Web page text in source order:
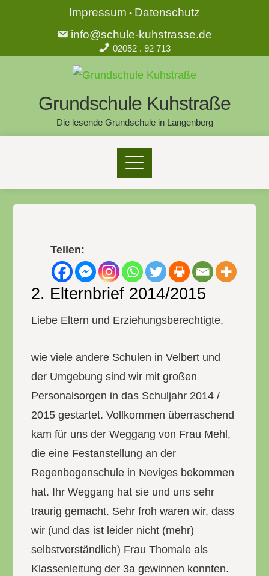
Impressum • Datenschutz
info@schule-kuhstrasse.de
02052 . 92 713
Grundschule Kuhstraße
Die lesende Grundschule in Langenberg
Teilen:
2. Elternbrief 2014/2015
Liebe Eltern und Erziehungsberechtigte,
wie viele andere Schulen in Velbert und
der Umgebung sind wir mit großen
Personalsorgen in das Schuljahr 2014 /
2015 gestartet. Vollkommen überraschend
kam für uns der Weggang von Frau Mehl,
die eine Festanstellung an der
Regenbogenschule in Neviges bekommen
hat. Ihr Weggang hat sie und uns sehr
traurig gemacht. Sehr froh waren wir, dass
wir (und das ist leider nicht (mehr)
selbstverständlich) Frau Thomale als
Klassenleitung der 3a gewinnen konnten.